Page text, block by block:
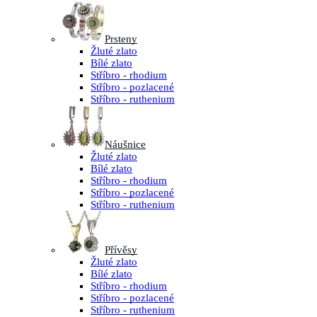
Prsteny
Žluté zlato
Bílé zlato
Stříbro - rhodium
Stříbro - pozlacené
Stříbro - ruthenium
Náušnice
Žluté zlato
Bílé zlato
Stříbro - rhodium
Stříbro - pozlacené
Stříbro - ruthenium
Přívěsy
Žluté zlato
Bílé zlato
Stříbro - rhodium
Stříbro - pozlacené
Stříbro - ruthenium